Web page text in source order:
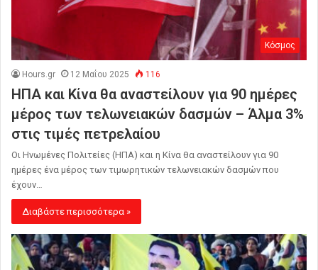
Κόσμος
Hours.gr 12 Μαΐου 2025 116
ΗΠΑ και Κίνα θα αναστείλουν για 90 ημέρες
μέρος των τελωνειακών δασμών – Άλμα 3%
στις τιμές πετρελαίου
Οι Ηνωμένες Πολιτείες (ΗΠΑ) και η Κίνα θα αναστείλουν για 90
ημέρες ένα μέρος των τιμωρητικών τελωνειακών δασμών που
έχουν…
Διαβάστε περισσότερα »